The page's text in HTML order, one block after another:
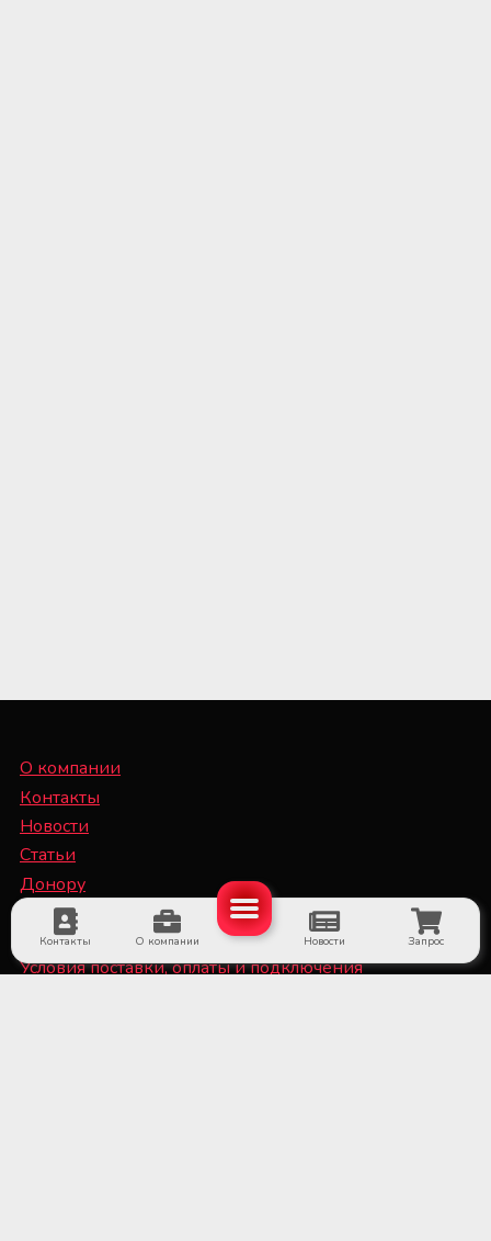
Контакты О компании Новости Запрос
О компании
Контакты
Новости
Статьи
Донору
Специалисту
Условия поставки, оплаты и подключения